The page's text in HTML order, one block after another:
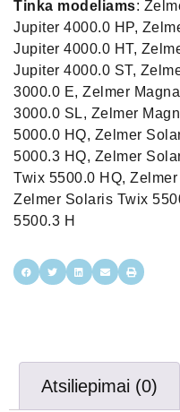
Tinka modeliams:
Jupiter 4000.0 HP,
Jupiter 4000.0 HT,
Jupiter 4000.0 ST,
3000.0 E, Zelmer
3000.0 SL, Zelmer
5000.0 HQ, Zelmer
5000.3 HQ, Zelmer
Twix 5500.0 HQ,
Zelmer Solaris Twix
5500.3 H
Atsiliepimai (0)